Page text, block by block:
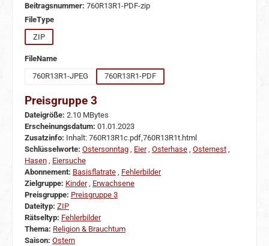
Beitragsnummer: 760R13R1-PDF-zip
FileTypeauswählen
ZIP
FileNameauswählen
760R13R1-JPEG
760R13R1-PDF
Preisgruppe 3
Dateigröße: 2.10 MBytes
Erscheinungsdatum: 01.01.2023
Zusatzinfo: Inhalt: 760R13R1c.pdf,760R13R1t.html
Schlüsselworte: Ostersonntag Eier, Osterhase Osternest
Hasen
Eiersuche
Abonnement: Basisflatrate
Fehlerbilder
Zielgruppe: Kinder, Erwachsene
Preisgruppe: Preisgruppe 3
Dateityp: ZIP
Rätseltyp: Fehlerbilder
Thema: Religion & Brauchtum
Saison: Ostern